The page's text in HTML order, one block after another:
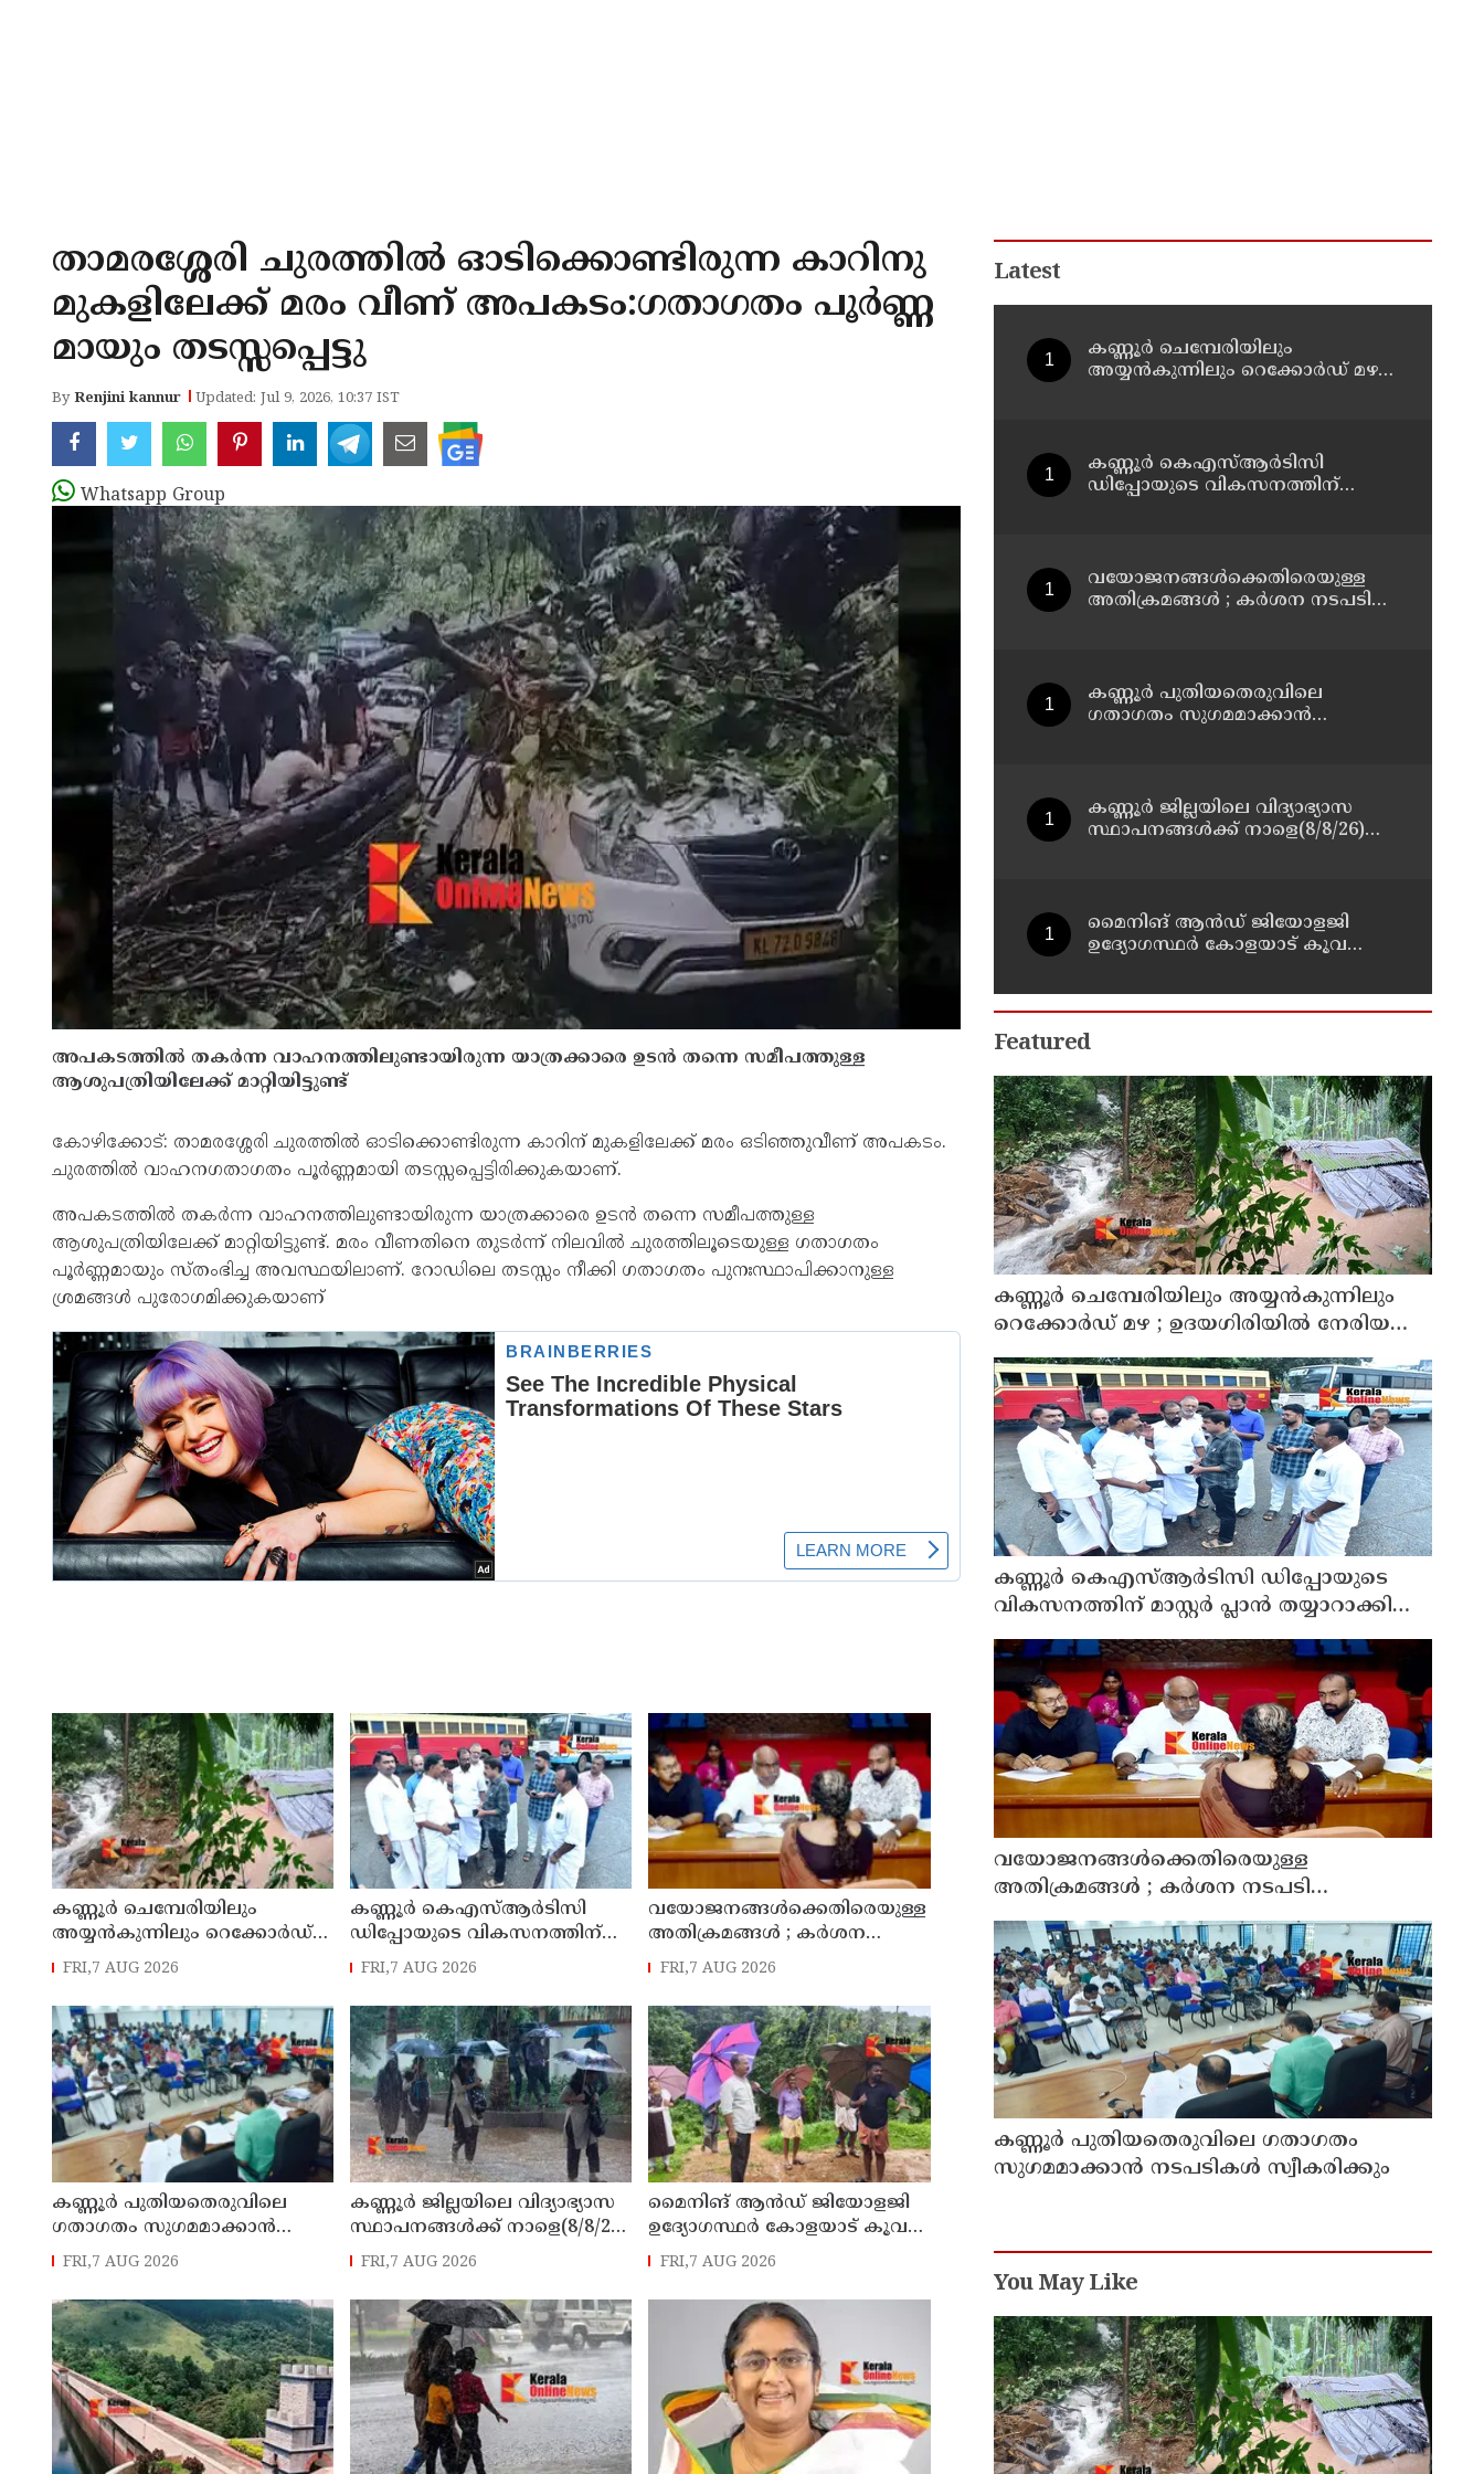
താമരശ്ശേരി ചുരത്തിൽ ഓടിക്കൊണ്ടിരുന്ന കാറിനു
മുകളിലേക്ക് മരം വീണ് അപകടം:ഗതാഗതം പൂർണ്ണ
മായും തടസ്സപ്പെട്ടു
ByRenjini kannur Updated: Jul 9, 2026, 10:37 IST
Whatsapp Group
അപകടത്തിൽ തകർന്ന വാഹനത്തിലുണ്ടായിരുന്ന യാത്രക്കാരെ ഉടൻ തന്നെ സമീപത്തുള്ള
ആശുപത്രിയിലേക്ക് മാറ്റിയിട്ടുണ്ട്
കോഴിക്കോട്: താമരശ്ശേരി ചുരത്തിൽ ഓടിക്കൊണ്ടിരുന്ന കാറിന് മുകളിലേക്ക് മരം ഒടിഞ്ഞുവീണ് അപകടം.
ചുരത്തിൽ വാഹനഗതാഗതം പൂർണ്ണമായി തടസ്സപ്പെട്ടിരിക്കുകയാണ്.
അപകടത്തിൽ തകർന്ന വാഹനത്തിലുണ്ടായിരുന്ന യാത്രക്കാരെ ഉടൻ തന്നെ സമീപത്തുള്ള
ആശുപത്രിയിലേക്ക് മാറ്റിയിട്ടുണ്ട്. മരം വീണതിനെ തുടർന്ന് നിലവിൽ ചുരത്തിലൂടെയുള്ള ഗതാഗതം
പൂർണ്ണമായും സ്തംഭിച്ച അവസ്ഥയിലാണ്. റോഡിലെ തടസ്സം നീക്കി ഗതാഗതം പുനഃസ്ഥാപിക്കാനുള്ള
ശ്രമങ്ങൾ പുരോഗമിക്കുകയാണ്
കണ്ണൂർ ചെമ്പേരിയിലും
അയ്യൻകുന്നിലും റെക്കോർഡ്
മഴ ; ഉദയഗിരിയിൽ നേരിയ
ക്യാമ്പിലേക്ക് മാറ്റി
FRI,7 AUG 2026
കണ്ണൂർ കെഎസ്ആർടിസി
ഡിപ്പോയുടെ വികസനത്തിന്
മാസ്റ്റർ പ്ലാൻ തയ്യാറാക്കി
എം എൽ എ
FRI,7 AUG 2026
വയോജനങ്ങൾക്കെതിരെയുള്ള
അതിക്രമങ്ങൾ ; കർശന
നടപടി സ്വീകരിക്കുമെന്ന്
FRI,7 AUG 2026
കണ്ണൂർ പുതിയതെരുവിലെ
ഗതാഗതം സുഗമമാക്കാന്‍
നടപടികള്‍ സ്വീകരിക്കും
FRI,7 AUG 2026
കണ്ണൂർ ജില്ലയിലെ വിദ്യാഭ്യാസ
സ്ഥാപനങ്ങള്‍ക്ക് നാളെ(8/8/26)
അവധി പ്രഖ്യാപിച്ചു
FRI,7 AUG 2026
മൈനിങ് ആൻഡ്​ ജിയോളജി
ഉദ്യോഗസ്ഥർ കോളയാട് കൂവ
ഉന്നതി സന്ദർശിച്ചു
FRI,7 AUG 2026
Latest
കണ്ണൂർ ചെമ്പേരിയിലും
അയ്യൻകുന്നിലും റെക്കോർഡ് മഴ ;
കണ്ണൂർ കെഎസ്ആർടിസി
ഡിപ്പോയുടെ വികസനത്തിന്
വയോജനങ്ങൾക്കെതിരെയുള്ള
അതിക്രമങ്ങൾ ; കർശന നടപടി
കണ്ണൂർ പുതിയതെരുവിലെ
ഗതാഗതം സുഗമമാക്കാന്‍
കണ്ണൂർ ജില്ലയിലെ വിദ്യാഭ്യാസ
സ്ഥാപനങ്ങള്‍ക്ക് നാളെ(8/8/26)
മൈനിങ് ആൻഡ്​ ജിയോളജി
ഉദ്യോഗസ്ഥർ കോളയാട് കൂവ
Featured
കണ്ണൂർ ചെമ്പേരിയിലും അയ്യൻകുന്നിലും
റെക്കോർഡ് മഴ ; ഉദയഗിരിയിൽ നേരിയ
ഉരുൾപൊട്ടൽ; 13 പേരെ ക്യാമ്പിലേക്ക് മാറ്റി
കണ്ണൂർ കെഎസ്ആർടിസി ഡിപ്പോയുടെ
വികസനത്തിന് മാസ്റ്റർ പ്ലാൻ തയ്യാറാക്കി
സമർപ്പിക്കും : ടി ഒ മോഹനൻ എം എൽ എ
വയോജനങ്ങൾക്കെതിരെയുള്ള
അതിക്രമങ്ങൾ ; കർശന നടപടി
സ്വീകരിക്കുമെന്ന് കമ്മീഷൻ
കണ്ണൂർ പുതിയതെരുവിലെ ഗതാഗതം
സുഗമമാക്കാന്‍ നടപടികള്‍ സ്വീകരിക്കും
You May Like